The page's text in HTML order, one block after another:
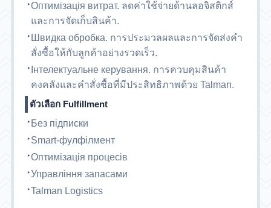
Оптимізація витрат. ลดค่าใช้จ่ายด้านลอจิสติกส์
และการจัดเก็บสินค้า.
Швидка обробка. การประมวลผลและการจัดส่งคำ
สั่งซื้อให้กับลูกค้าอย่างรวดเร็ว.
Інтелектуальне керування. การควบคุมสินค้า
คงคลังและคำสั่งซื้อที่มีประสิทธิภาพด้วย Talman.
ตัวเลือก Fulfillment
Без підписки
Smart-фулфілмент
Оптимізація процесів
Управління запасами
Talman Logistics